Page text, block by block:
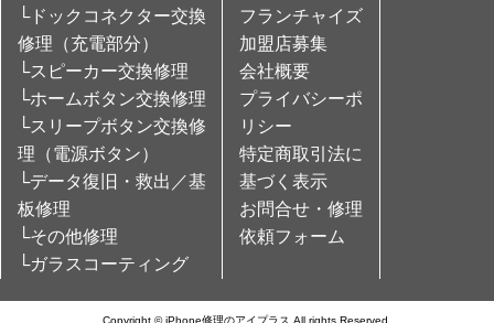
└ドックコネクター交換
修理（充電部分）
└スピーカー交換修理
└ホームボタン交換修理
└スリープボタン交換修
理（電源ボタン）
└データ復旧・救出／基
板修理
└その他修理
└ガラスコーティング
フランチャイズ
加盟店募集
会社概要
プライバシーポ
リシー
特定商取引法に
基づく表示
お問合せ・修理
依頼フォーム
Copyright © iPhone修理のアイプラス All rights Reserved.